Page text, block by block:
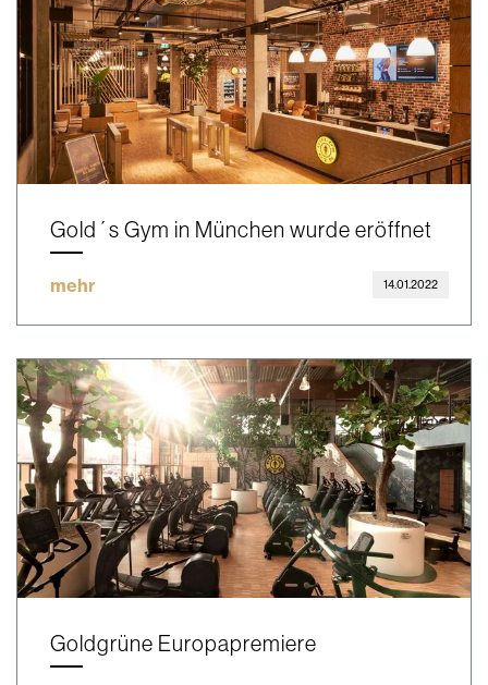
Gold´s Gym in München wurde eröffnet
mehr 14.01.2022
Goldgrüne Europapremiere